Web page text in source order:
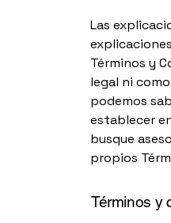
Las
Términos y
legal ni
podemos
establecer
busque
propios
Términos y